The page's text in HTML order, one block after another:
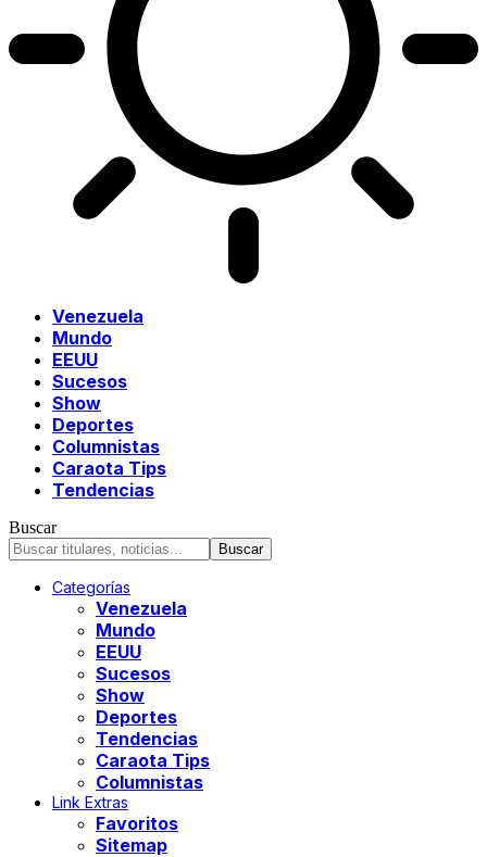
Venezuela
Mundo
EEUU
Sucesos
Show
Deportes
Columnistas
Caraota Tips
Tendencias
Buscar
Categorías
Venezuela
Mundo
EEUU
Sucesos
Show
Deportes
Tendencias
Caraota Tips
Columnistas
Link Extras
Favoritos
Sitemap